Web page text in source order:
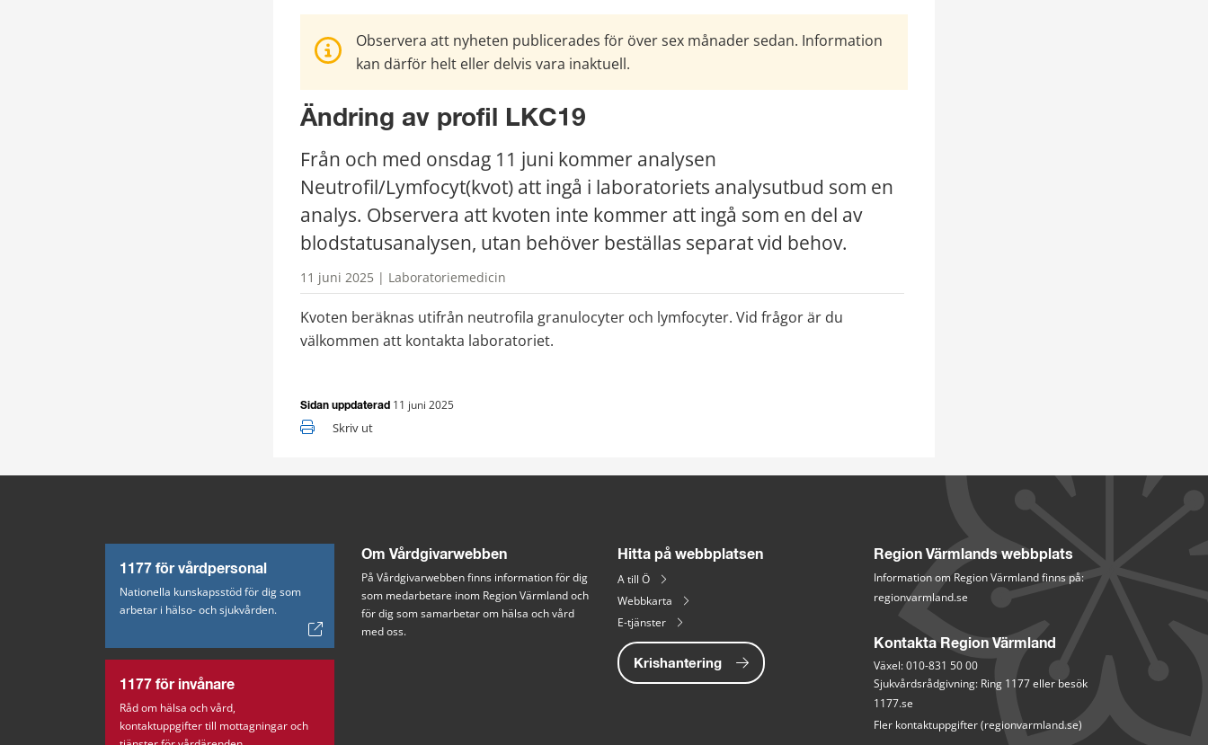
Observera att nyheten publicerades för över sex månader sedan. Information
kan därför helt eller delvis vara inaktuell.
Ändring av profil LKC19
Från och med onsdag 11 juni kommer analysen
Neutrofil/Lymfocyt(kvot) att ingå i laboratoriets analysutbud som en
analys. Observera att kvoten inte kommer att ingå som en del av
blodstatusanalysen, utan behöver beställas separat vid behov.
11 juni 2025 | Laboratoriemedicin
Kvoten beräknas utifrån neutrofila granulocyter och lymfocyter. Vid frågor är du
välkommen att kontakta laboratoriet.
Sidan uppdaterad 11 juni 2025
Skriv ut
1177 för vårdpersonal
Nationella kunskapsstöd för dig som
arbetar i hälso- och sjukvården.
1177 för invånare
Råd om hälsa och vård,
kontaktuppgifter till mottagningar och
Om Vårdgivarwebben
På Vårdgivarwebben finns information för dig
som medarbetare inom Region Värmland och
för dig som samarbetar om hälsa och vård
med oss.
Hitta på webbplatsen
A till Ö
Webbkarta
E-tjänster
Krishantering
Region Värmlands webbplats
Information om Region Värmland finns på:
regionvarmland.se
Kontakta Region Värmland
Växel: 010-831 50 00
Sjukvårdsrådgivning: Ring 1177 eller besök
1177.se
Fler kontaktuppgifter (regionvarmland.se)